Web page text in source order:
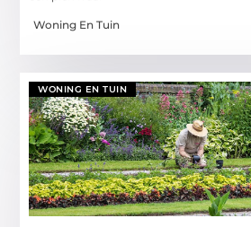
Woning En Tuin
WONING EN TUIN